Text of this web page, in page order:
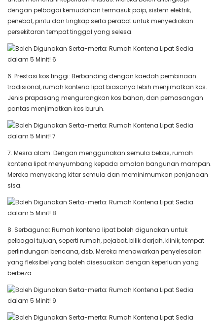
dengan pelbagai kemudahan termasuk paip, sistem elektrik,
penebat, pintu dan tingkap serta perabot untuk menyediakan
persekitaran tempat tinggal yang selesa.
6. Prestasi kos tinggi: Berbanding dengan kaedah pembinaan
tradisional, rumah kontena lipat biasanya lebih menjimatkan kos.
Jenis prapasang mengurangkan kos bahan, dan pemasangan
pantas menjimatkan kos buruh.
7. Mesra alam: Dengan menggunakan semula bekas, rumah
kontena lipat menyumbang kepada amalan bangunan mampan.
Mereka menyokong kitar semula dan meminimumkan penjanaan
sisa.
8. Serbaguna: Rumah kontena lipat boleh digunakan untuk
pelbagai tujuan, seperti rumah, pejabat, bilik darjah, klinik, tempat
perlindungan bencana, dsb. Mereka menawarkan penyelesaian
yang fleksibel yang boleh disesuaikan dengan keperluan yang
berbeza.